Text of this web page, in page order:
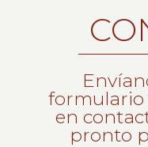
formulario
en
pronto